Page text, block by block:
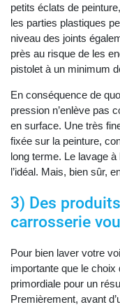
petits éclats de
les parties plastiques
niveau des joints
près au risque de les
pistolet à un minimum
En conséquence de
pression n’enlève pas
en surface. Une très
fixée sur la peinture,
long terme. Le lavage
l’idéal. Mais, bien sûr,
3) Des
carrosserie
Pour bien laver votre
importante que le choix
primordiale pour un
Premièrement, avant